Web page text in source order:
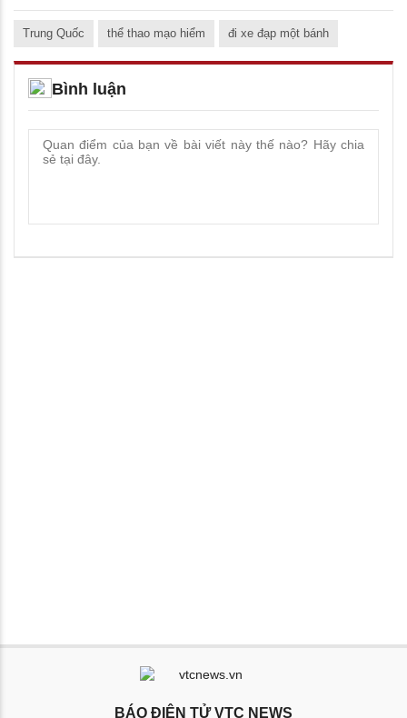
Trung Quốc thể thao mạo hiểm đi xe đạp một bánh
Bình luận
BÁO ĐIỆN TỬ VTC NEWS